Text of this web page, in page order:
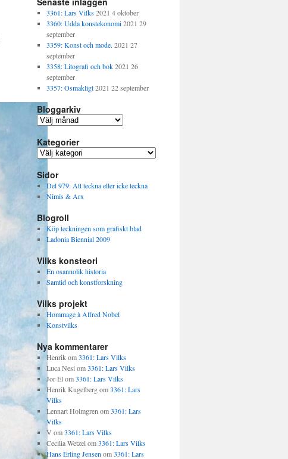
3361: Lars Vilks 2021 4 oktober
3360: Udda konstekonomi 2021 29
september
3359: Konst och mode. 2021 27
september
3358: Litografi och bok 2021 26
september
3357: Osmakligt 2021 22 september
Bloggarkiv
B
o
g
a
r
k
v
Kategorier
K
t
e
g
r
i
e
r
Sidor
Del 979: Att teckna eller icke teckna
Nimis & Arx
Blogroll
Köp teckningen som grafiskt blad
Ladonia Biennial 2009
Vilks konsteori
En osannolik historia
Samtid och konstforskning
Vilks projekt
Hommage à Alfred Nobel
Konstvilks
Nya kommentarer
Henrikom3361: Lars Vilks
Luca Nesi om3361: Lars Vilks
Jor-Elom3361: Lars Vilks
Henrik Kugelbergom3361: Lars
Vilks
Lennart Holmgren om3361: Lars
Vilks
V om3361: Lars Vilks
Cecilia Wetzelom3361: Lars Vilks
Hans Erling Jensen om3361: Lars